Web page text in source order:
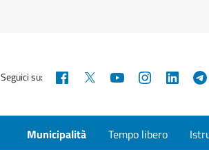
Seguici su: Facebook YouTubeInstagram
Municipalità Tempo libero